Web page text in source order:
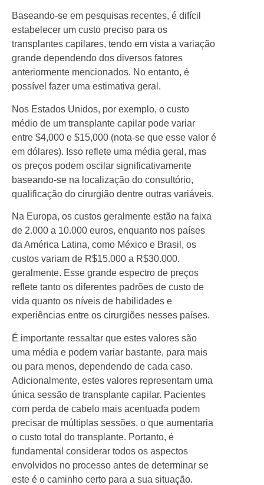
Baseando-se em pesquisas recentes, é difícil
estabelecer um custo preciso para os
transplantes capilares, tendo em vista a variação
grande dependendo dos diversos fatores
anteriormente mencionados. No entanto, é
possível fazer uma estimativa geral.
Nos Estados Unidos, por exemplo, o custo
médio de um transplante capilar pode variar
entre $4,000 e $15,000 (nota-se que esse valor é
em dólares). Isso reflete uma média geral, mas
os preços podem oscilar significativamente
baseando-se na localização do consultório,
qualificação do cirurgião dentre outras variáveis.
Na Europa, os custos geralmente estão na faixa
de 2.000 a 10.000 euros, enquanto nos países
da América Latina, como México e Brasil, os
custos variam de R$15.000 a R$30.000.
geralmente. Esse grande espectro de preços
reflete tanto os diferentes padrões de custo de
vida quanto os níveis de habilidades e
experiências entre os cirurgiões nesses países.
É importante ressaltar que estes valores são
uma média e podem variar bastante, para mais
ou para menos, dependendo de cada caso.
Adicionalmente, estes valores representam uma
única sessão de transplante capilar. Pacientes
com perda de cabelo mais acentuada podem
precisar de múltiplas sessões, o que aumentaria
o custo total do transplante. Portanto, é
fundamental considerar todos os aspectos
envolvidos no processo antes de determinar se
este é o caminho certo para a sua situação.